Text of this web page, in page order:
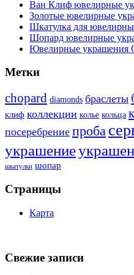
Ван Клиф ювелирные
Золотые ювелирные
Шкатулка для
Шопард ювелирные
Ювелирные украшения
Метки
chopard diamonds браслеты
клиф коллекции колье кольца
посеребрение проба
украшение
шкатулки шопар
Страницы
Карта
Свежие записи